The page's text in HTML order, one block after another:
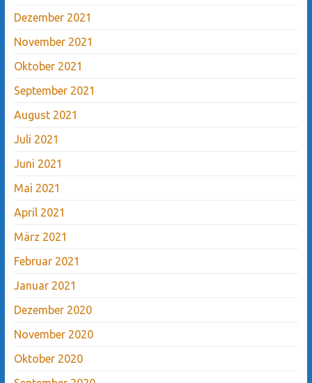
Dezember 2021
November 2021
Oktober 2021
September 2021
August 2021
Juli 2021
Juni 2021
Mai 2021
April 2021
März 2021
Februar 2021
Januar 2021
Dezember 2020
November 2020
Oktober 2020